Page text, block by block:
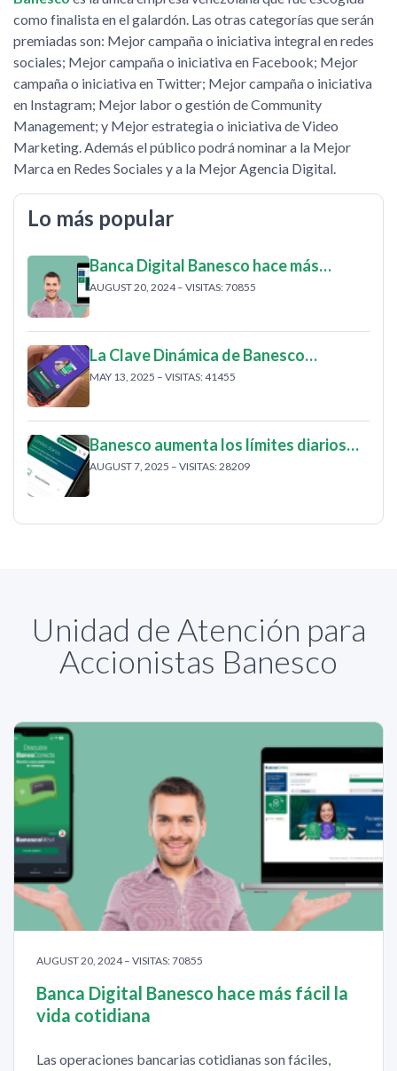
como finalista en el galardón. Las otras categorías que serán
premiadas son: Mejor campaña o iniciativa integral en redes
sociales; Mejor campaña o iniciativa en Facebook; Mejor
campaña o iniciativa en Twitter; Mejor campaña o iniciativa
en Instagram; Mejor labor o gestión de Community
Management; y Mejor estrategia o iniciativa de Video
Marketing. Además el público podrá nominar a la Mejor
Marca en Redes Sociales y a la Mejor Agencia Digital.
Lo más popular
Banca Digital Banesco hace más…
AUGUST 20, 2024 – VISITAS: 70855
La Clave Dinámica de Banesco…
MAY 13, 2025 – VISITAS: 41455
Banesco aumenta los límites diarios…
AUGUST 7, 2025 – VISITAS: 28209
Unidad de Atención para
Accionistas Banesco
AUGUST 20, 2024 – VISITAS: 70855
Banca Digital Banesco hace más fácil la
vida cotidiana
Las operaciones bancarias cotidianas son fáciles,